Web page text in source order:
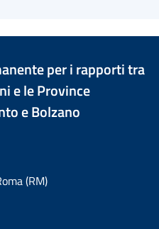
per i rapporti tra
e le Province
e Bolzano
(RM)